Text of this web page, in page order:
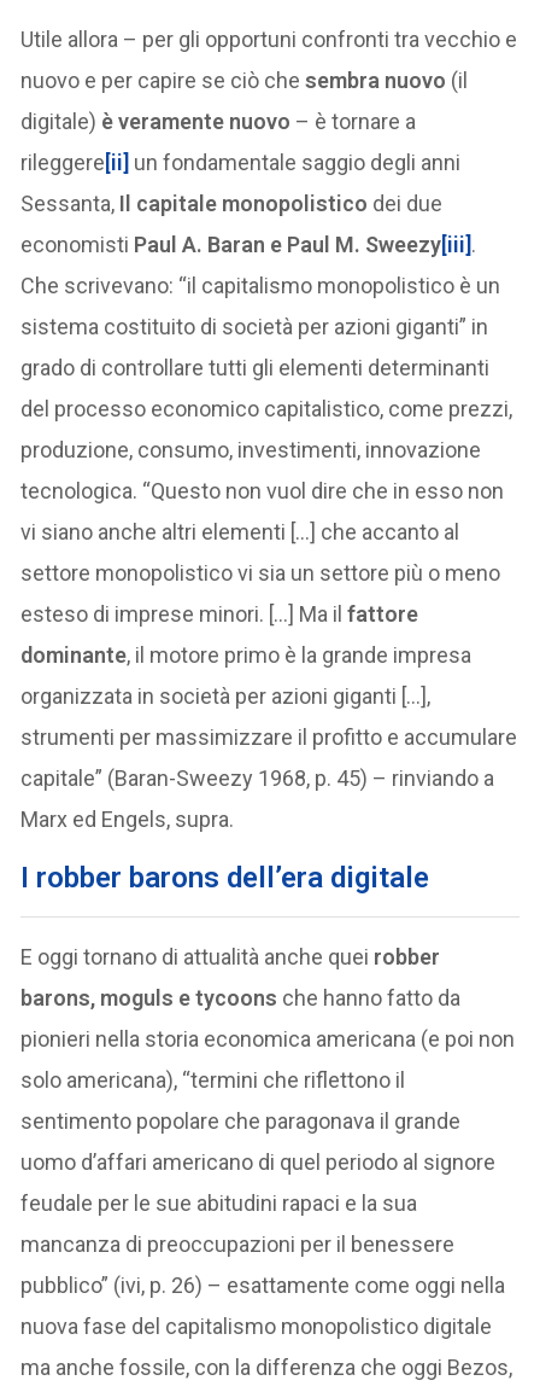
Utile allora – per gli opportuni confronti tra vecchio e
nuovo e per capire se ciò chesembra nuovo (il
digitale) è veramente nuovo – è tornare a
rileggere[ii] un fondamentale saggio degli anni
Sessanta, Il capitale monopolistico dei due
economisti Paul A. Baran e Paul M. Sweezy[iii].
Che scrivevano: “il capitalismo monopolistico è un
sistema costituito di società per azioni giganti” in
grado di controllare tutti gli elementi determinanti
del processo economico capitalistico, come prezzi,
produzione, consumo, investimenti, innovazione
tecnologica. “Questo non vuol dire che in esso non
vi siano anche altri elementi […] che accanto al
settore monopolistico vi sia un settore più o meno
esteso di imprese minori. […] Ma ilfattore
dominante, il motore primo è la grande impresa
organizzata in società per azioni giganti […],
strumenti per massimizzare il profitto e accumulare
capitale” (Baran-Sweezy 1968, p. 45) – rinviando a
Marx ed Engels, supra.
I robber barons dell’era digitale
E oggi tornano di attualità anche quei robber
barons, moguls e tycoons che hanno fatto da
pionieri nella storia economica americana (e poi non
solo americana), “termini che riflettono il
sentimento popolare che paragonava il grande
uomo d’affari americano di quel periodo al signore
feudale per le sue abitudini rapaci e la sua
mancanza di preoccupazioni per il benessere
pubblico” (ivi, p. 26) – esattamente come oggi nella
nuova fase del capitalismo monopolistico digitale
ma anche fossile, con la differenza che oggi Bezos,